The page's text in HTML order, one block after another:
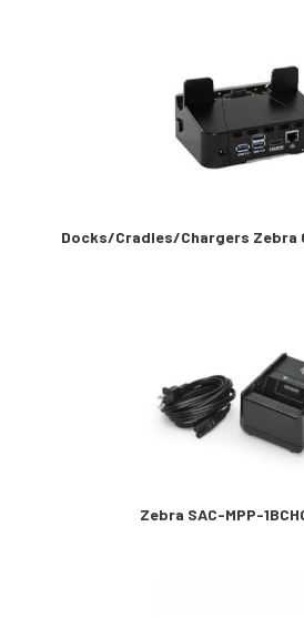
Docks/Cradles/Chargers Zebra
Zebra SAC-MPP-